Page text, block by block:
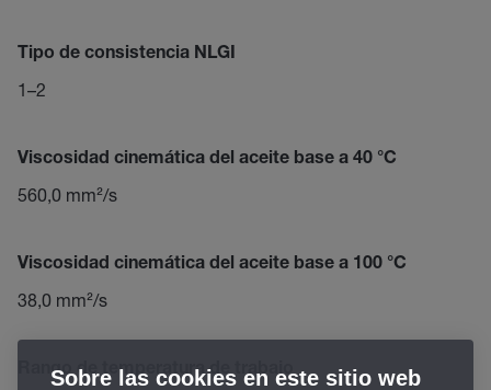
Tipo de consistencia NLGI
1–2
Viscosidad cinemática del aceite base a 40 °C
560,0 mm²/s
Viscosidad cinemática del aceite base a 100 °C
38,0 mm²/s
Rango de temperatura de trabajo
Sobre las cookies en este sitio web